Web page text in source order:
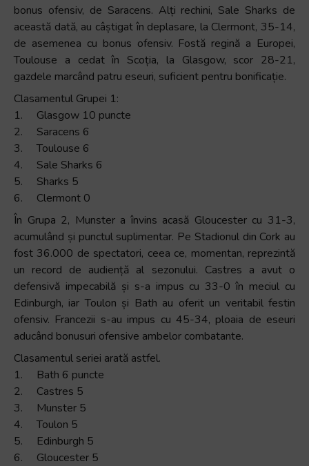
bonus ofensiv, de Saracens. Alți rechini, Sale Sharks de
această dată, au câștigat în deplasare, la Clermont, 35-14,
de asemenea cu bonus ofensiv. Fostă regină a Europei,
Toulouse a cedat în Scoția, la Glasgow, scor 28-21,
gazdele marcând patru eseuri, suficient pentru bonificație.
Clasamentul Grupei 1:
1. Glasgow 10 puncte
2. Saracens 6
3. Toulouse 6
4. Sale Sharks 6
5. Sharks 5
6. Clermont 0
În Grupa 2, Munster a învins acasă Gloucester cu 31-3,
acumulând și punctul suplimentar. Pe Stadionul din Cork au
fost 36.000 de spectatori, ceea ce, momentan, reprezintă
un record de audiență al sezonului. Castres a avut o
defensivă impecabilă și s-a impus cu 33-0 în meciul cu
Edinburgh, iar Toulon și Bath au oferit un veritabil festin
ofensiv. Francezii s-au impus cu 45-34, ploaia de eseuri
aducând bonusuri ofensive ambelor combatante.
Clasamentul seriei arată astfel.
1. Bath 6 puncte
2. Castres 5
3. Munster 5
4. Toulon 5
5. Edinburgh 5
6. Gloucester 5